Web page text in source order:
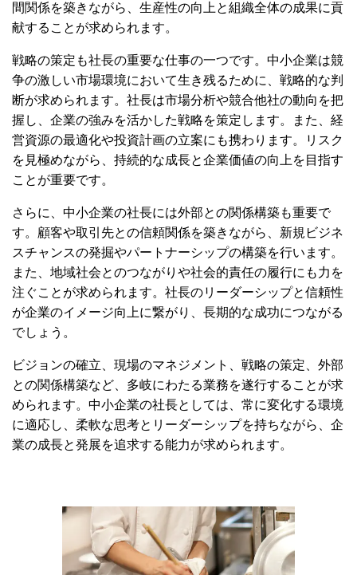
間関係を築きながら、生産性の向上と組織全体の成果に貢
献することが求められます。
戦略の策定も社長の重要な仕事の一つです。中小企業は競
争の激しい市場環境において生き残るために、戦略的な判
断が求められます。社長は市場分析や競合他社の動向を把
握し、企業の強みを活かした戦略を策定します。また、経
営資源の最適化や投資計画の立案にも携わります。リスク
を見極めながら、持続的な成長と企業価値の向上を目指す
ことが重要です。
さらに、中小企業の社長には外部との関係構築も重要で
す。顧客や取引先との信頼関係を築きながら、新規ビジネ
スチャンスの発掘やパートナーシップの構築を行います。
また、地域社会とのつながりや社会的責任の履行にも力を
注ぐことが求められます。社長のリーダーシップと信頼性
が企業のイメージ向上に繋がり、長期的な成功につながる
でしょう。
ビジョンの確立、現場のマネジメント、戦略の策定、外部
との関係構築など、多岐にわたる業務を遂行することが求
められます。中小企業の社長としては、常に変化する環境
に適応し、柔軟な思考とリーダーシップを持ちながら、企
業の成長と発展を追求する能力が求められます。